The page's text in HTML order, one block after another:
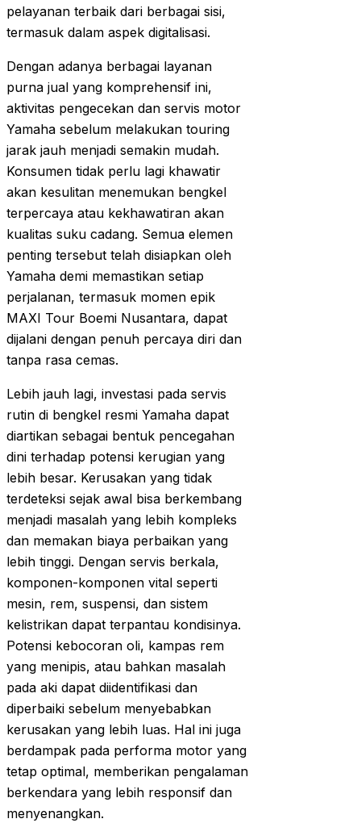
pelayanan terbaik dari berbagai sisi,
termasuk dalam aspek digitalisasi.
Dengan adanya berbagai layanan
purna jual yang komprehensif ini,
aktivitas pengecekan dan servis motor
Yamaha sebelum melakukan touring
jarak jauh menjadi semakin mudah.
Konsumen tidak perlu lagi khawatir
akan kesulitan menemukan bengkel
terpercaya atau kekhawatiran akan
kualitas suku cadang. Semua elemen
penting tersebut telah disiapkan oleh
Yamaha demi memastikan setiap
perjalanan, termasuk momen epik
MAXI Tour Boemi Nusantara, dapat
dijalani dengan penuh percaya diri dan
tanpa rasa cemas.
Lebih jauh lagi, investasi pada servis
rutin di bengkel resmi Yamaha dapat
diartikan sebagai bentuk pencegahan
dini terhadap potensi kerugian yang
lebih besar. Kerusakan yang tidak
terdeteksi sejak awal bisa berkembang
menjadi masalah yang lebih kompleks
dan memakan biaya perbaikan yang
lebih tinggi. Dengan servis berkala,
komponen-komponen vital seperti
mesin, rem, suspensi, dan sistem
kelistrikan dapat terpantau kondisinya.
Potensi kebocoran oli, kampas rem
yang menipis, atau bahkan masalah
pada aki dapat diidentifikasi dan
diperbaiki sebelum menyebabkan
kerusakan yang lebih luas. Hal ini juga
berdampak pada performa motor yang
tetap optimal, memberikan pengalaman
berkendara yang lebih responsif dan
menyenangkan.